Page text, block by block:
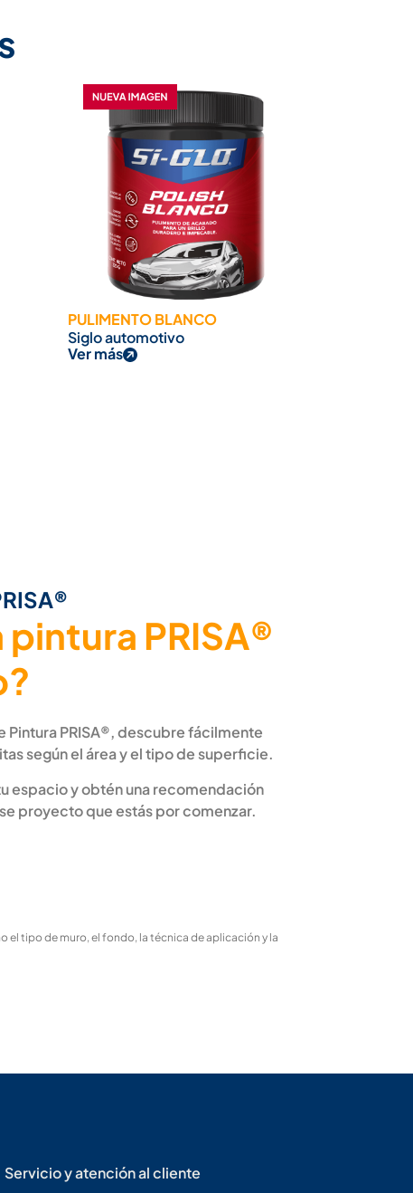
PULIMENTO BLANCO
Siglo automotivo
Ver más
PRISA®
Pintura PRISA®, descubre fácilmente
según el área y el tipo de superficie.
espacio y obtén una recomendación
proyecto que estás por comenzar.
el tipo de muro, el fondo, la técnica de aplicación y la
Servicio y atención al cliente